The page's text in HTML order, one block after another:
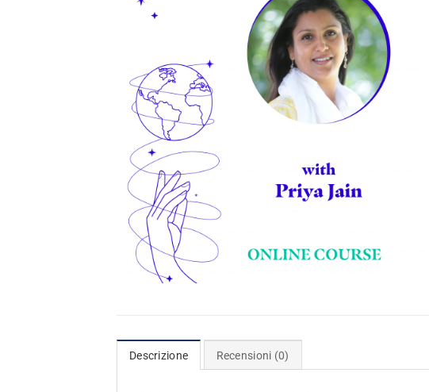
Descrizione Recensioni (0)